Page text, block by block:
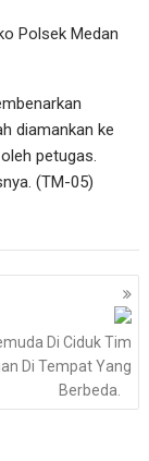
Polsek Medan
diamankan ke
petugas.
(TM-05)
Di Ciduk Tim
Di Tempat Yang
Berbeda.